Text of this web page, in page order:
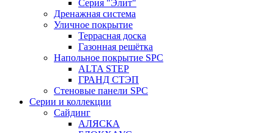
Серия "Элит"
Дренажная система
Уличное покрытие
Террасная доска
Газонная решётка
Напольное покрытие SPC
ALTA STEP
ГРАНД СТЭП
Стеновые панели SPC
Серии и коллекции
Сайдинг
АЛЯСКА